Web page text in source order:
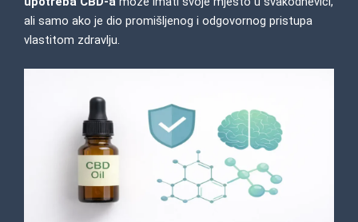
ali samo ako je dio promišljenog i odgovornog pristupa
vlastitom zdravlju.